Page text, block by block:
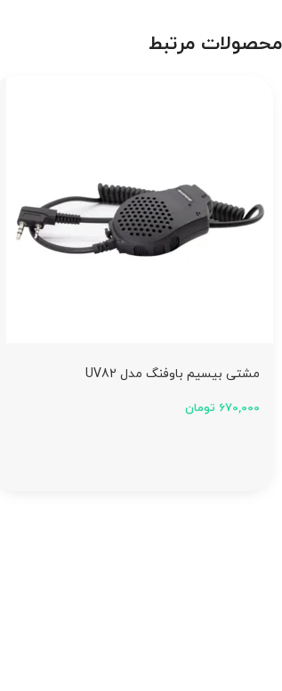
محصولات مرتبط
مشتی بیسیم باوفنگ مدل UV82
670,000 تومان